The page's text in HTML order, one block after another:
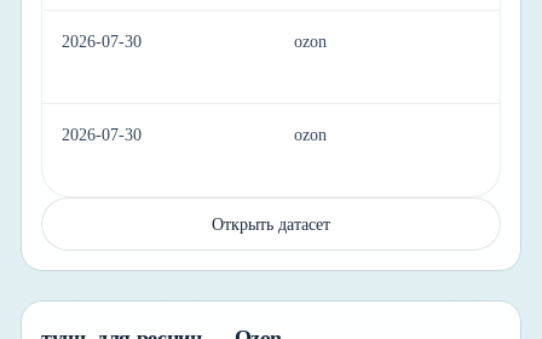
2026-07-30 ozon
2026-07-30 ozon
Открыть датасет